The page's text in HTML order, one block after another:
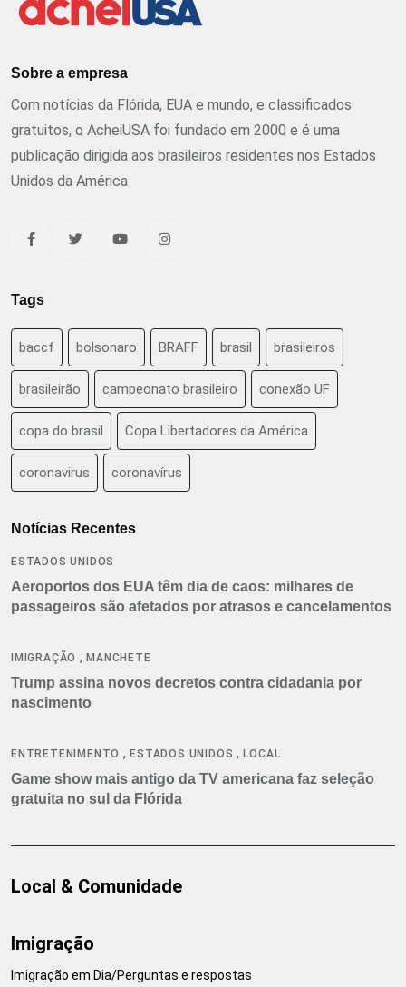
Sobre a empresa
Com notícias da Flórida, EUA e mundo, e classificados
gratuitos, o AcheiUSA foi fundado em 2000 e é uma
publicação dirigida aos brasileiros residentes nos Estados
Unidos da América
Tags
baccf bolsonaro BRAFF brasil brasileiros
brasileirão campeonato brasileiro conexão UF
copa do brasil Copa Libertadores da América
coronavirus coronavírus
Notícias Recentes
ESTADOS UNIDOS
Aeroportos dos EUA têm dia de caos: milhares de
passageiros são afetados por atrasos e cancelamentos
IMIGRAÇÃO ,MANCHETE
Trump assina novos decretos contra cidadania por
nascimento
ENTRETENIMENTO ,ESTADOS UNIDOS ,LOCAL
Game show mais antigo da TV americana faz seleção
gratuita no sul da Flórida
Local & Comunidade
Imigração
Imigração em Dia/Perguntas e respostas